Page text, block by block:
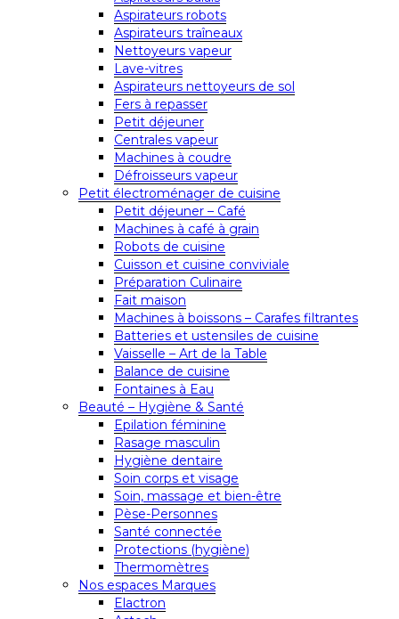
Aspirateurs robots
Aspirateurs traîneaux
Nettoyeurs vapeur
Lave-vitres
Aspirateurs nettoyeurs de sol
Fers à repasser
Petit déjeuner
Centrales vapeur
Machines à coudre
Défroisseurs vapeur
Petit électroménager de cuisine
Petit déjeuner – Café
Machines à café à grain
Robots de cuisine
Cuisson et cuisine conviviale
Préparation Culinaire
Fait maison
Machines à boissons – Carafes filtrantes
Batteries et ustensiles de cuisine
Vaisselle – Art de la Table
Balance de cuisine
Fontaines à Eau
Beauté – Hygiène & Santé
Epilation féminine
Rasage masculin
Hygiène dentaire
Soin corps et visage
Soin, massage et bien-être
Pèse-Personnes
Santé connectée
Protections (hygiène)
Thermomètres
Nos espaces Marques
Elactron